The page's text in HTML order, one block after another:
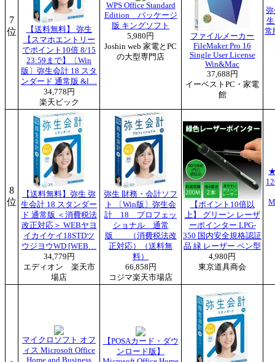
7
位
【送料無料】 弥生
【スマホエントリー
でポイント10倍 8/15
23:59まで】〔Win
版〕弥生会計 18 スタ
ンダード 通常版 &l…
34,778円
楽天ビック
WPS Office Standard
Edition パッケージ
版 キングソフト
5,980円
Joshin web 家電とPC
の大型専門店
ファイルメーカー
FileMaker Pro 16
Single User License
Win&Mac
37,688円
イーベストPC・家電
館
常
8
位
【送料無料】弥生 弥
生会計 18 スタンダー
ド 通常版 ＜消費税法
改正対応＞ WEBヤヨ
イカイケイ18STDツ
ウジヨウWD [WEB…
34,779円
エディオン 楽天市
場店
弥生 財務・会計ソフ
ト 〔Win版〕弥生会
計 18 プロフェッ
ショナル 通常
版 （消費税法改
正対応）（送料無
料）
66,858円
コジマ楽天市場店
【ポイント10倍以
上】 グリーン レーザ
ーポインター LPG-
350 国内安全規格認証
品 緑 レーザー ペン型
4,980円
東京道具商会
★
マイクロソフト オフ
ィス Microsoft Office
Home and Business
【POSAカード・ダウ
ンロード版】